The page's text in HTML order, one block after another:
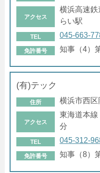
アクセス
横浜高速鉄
らい駅
TEL 045-663-
免許番号 知事（4）
(有)テック
住所 横浜市西区
アクセス
東海道本
分
TEL 045-312-
免許番号 知事（8）